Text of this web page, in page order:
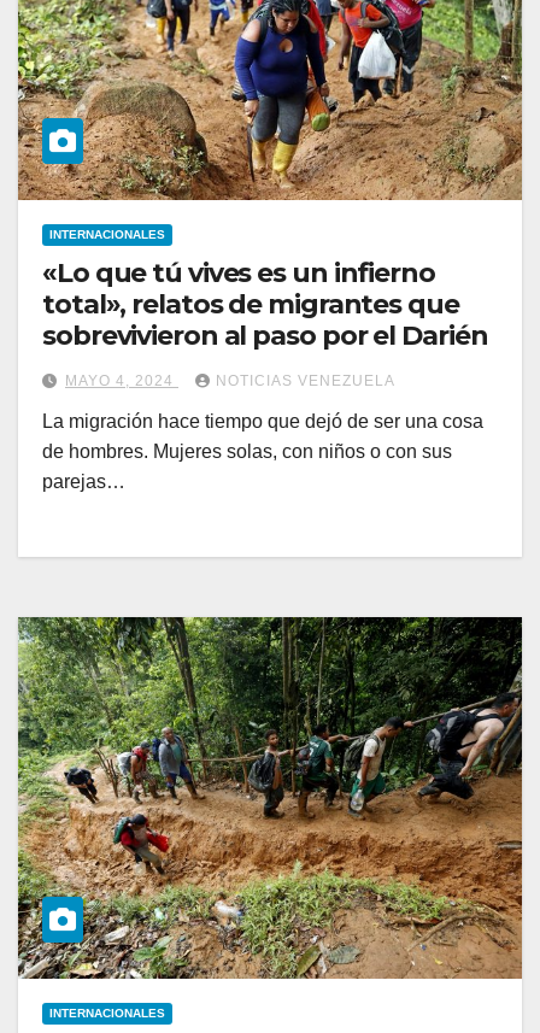
INTERNACIONALES
«Lo que tú vives es un infierno
total», relatos de migrantes que
sobrevivieron al paso por el Darién
MAYO 4, 2024 NOTICIAS VENEZUELA
La migración hace tiempo que dejó de ser una cosa
de hombres. Mujeres solas, con niños o con sus
parejas…
INTERNACIONALES